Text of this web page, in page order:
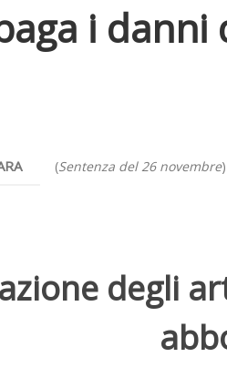
i
(Sentenza del 26 novembre)
degli